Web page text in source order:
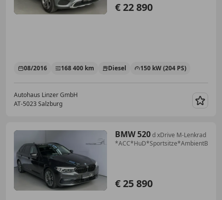
€ 22 890
08/2016 168 400 km Diesel 150 kW (204 PS)
Autohaus Linzer GmbH
AT-5023 Salzburg
BMW 520d xDrive M-Lenkrad
*ACC*HuD*Sportsitze*AmbientB
€ 25 890